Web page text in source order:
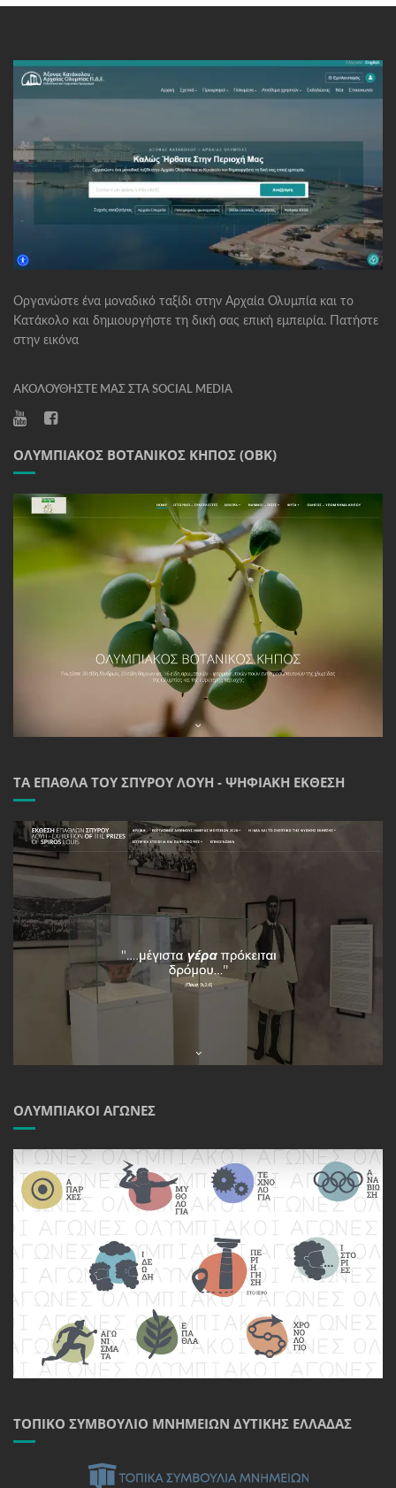
Οργανώστε ένα μοναδικό ταξίδι στην Αρχαία Ολυμπία και το
Κατάκολο και δημιουργήστε τη δική σας επική εμπειρία. Πατήστε
στην εικόνα
ΑΚΟΛΟΥΘΉΣΤΕ ΜΑΣ ΣΤΑ SOCIAL MEDIA
ΟΛΥΜΠΙΑΚΌΣ ΒΟΤΑΝΙΚΌΣ ΚΉΠΟΣ (ΟΒΚ)
ΤΑ ΈΠΑΘΛΑ ΤΟΥ ΣΠΎΡΟΥ ΛΟΎΗ - ΨΗΦΙΑΚΉ ΈΚΘΕΣΗ
ΟΛΥΜΠΙΑΚΟΊ ΑΓΏΝΕΣ
ΤΟΠΙΚΌ ΣΥΜΒΟΎΛΙΟ ΜΝΗΜΕΊΩΝ ΔΥΤΙΚΉΣ ΕΛΛΆΔΑΣ